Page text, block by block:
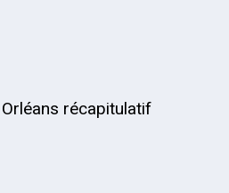
récapitulatif